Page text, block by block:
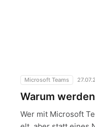
Microsoft Teams
Warum
Wer mit Microsoft